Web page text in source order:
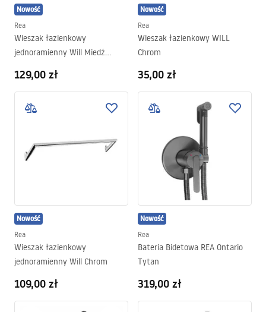
Nowość
Rea
Wieszak łazienkowy
jednoramienny Will Miedź
129,00 zł
Nowość
Rea
Wieszak łazienkowy WILL
Chrom
35,00 zł
Nowość
Rea
Wieszak łazienkowy
jednoramienny Will Chrom
109,00 zł
Nowość
Rea
Bateria Bidetowa REA Ontario
Tytan
319,00 zł